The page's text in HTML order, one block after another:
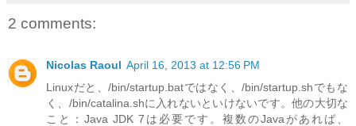
2 comments:
Nicolas Raoul April 16, 2013 at 12:56 PM
Linuxだと、/bin/startup.batではなく、/bin/startup.shでもな
く、/bin/catalina.shに入れないといけないです。他の大切な
こと：Java JDK 7は必要です。複数のJavaがあれば、